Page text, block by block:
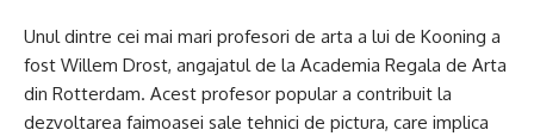
Unul dintre cei mai mari profesori de arta a lui de Kooning a
fost Willem Drost, angajatul de la Academia Regala de Arta
din Rotterdam. Acest profesor popular a contribuit la
dezvoltarea faimoasei sale tehnici de pictura, care implica